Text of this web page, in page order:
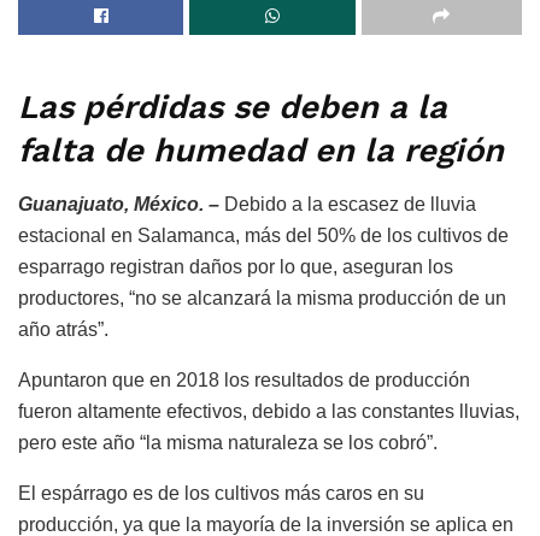
Las pérdidas se deben a la
falta de humedad en la región
Guanajuato, México. – Debido a la escasez de lluvia
estacional en Salamanca, más del 50% de los cultivos de
esparrago registran daños por lo que, aseguran los
productores, “no se alcanzará la misma producción de un
año atrás”.
Apuntaron que en 2018 los resultados de producción
fueron altamente efectivos, debido a las constantes lluvias,
pero este año “la misma naturaleza se los cobró”.
El espárrago es de los cultivos más caros en su
producción, ya que la mayoría de la inversión se aplica en